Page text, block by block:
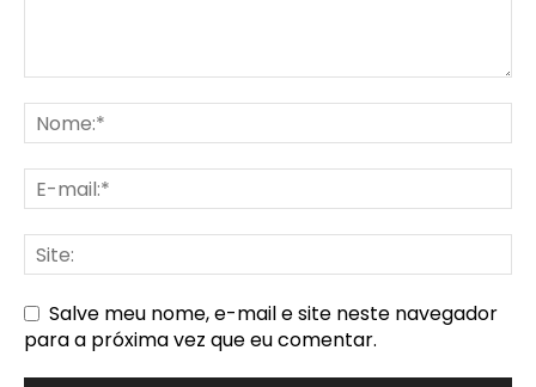
Salve meu nome, e-mail e site neste navegador
para a próxima vez que eu comentar.